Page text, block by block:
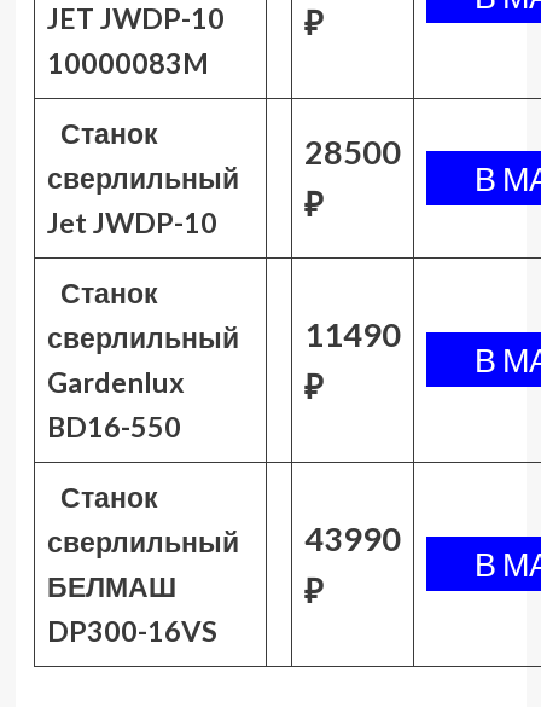
JET JWDP-10
10000083M
₽
Станок
сверлильный
Jet JWDP-10
28500
₽
Станок
сверлильный
Gardenlux
BD16-550
11490
₽
Станок
сверлильный
БЕЛМАШ
DP300-16VS
43990
₽